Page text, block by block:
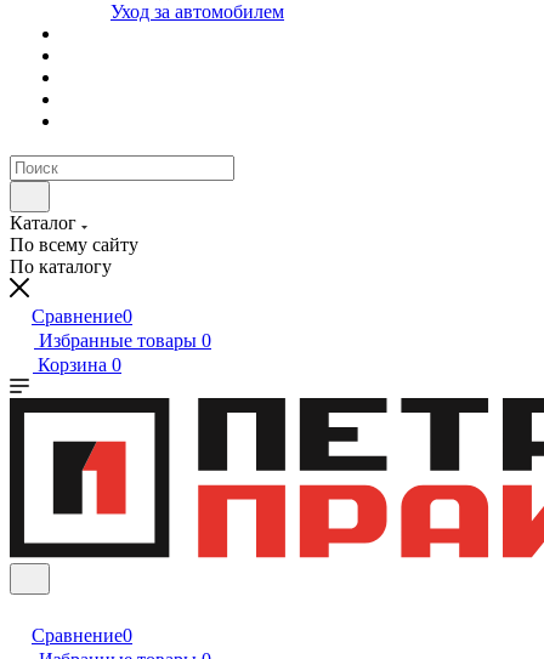
Уход за автомобилем
Каталог
По всему сайту
По каталогу
Сравнение0
Избранные товары 0
Корзина 0
Сравнение0